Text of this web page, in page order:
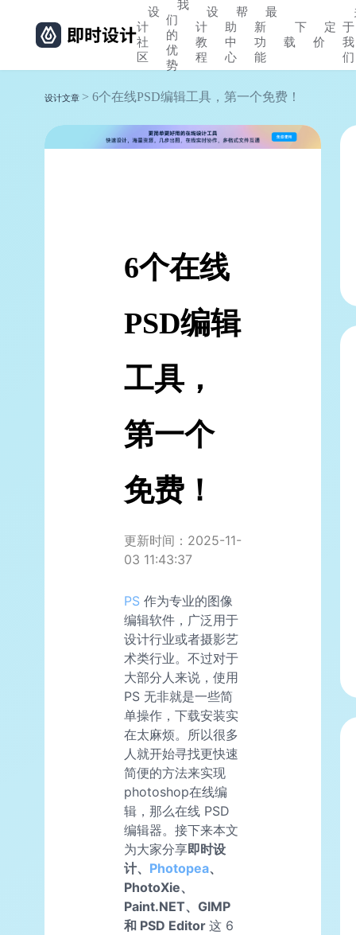
设
计
社
区
我
们
的
优
势
设
计
教
程
帮
助
中
心
最
新
功
能
下
载
定
价
于
我
们
设计文章 > 6个在线PSD编辑工具，第一个免费！
6个在线
PSD编辑
工具，
第一个
免费！
更新时间：2025-11-
03 11:43:37
PS 作为专业的图像
编辑软件，广泛用于
设计行业或者摄影艺
术类行业。不过对于
大部分人来说，使用
PS 无非就是一些简
单操作，下载安装实
在太麻烦。所以很多
人就开始寻找更快速
简便的方法来实现
photoshop在线编
辑，那么在线 PSD
编辑器。接下来本文
为大家分享即时设
计、 Photopea、
PhotoXie、
Paint.NET、GIMP
和 PSD Editor 这 6